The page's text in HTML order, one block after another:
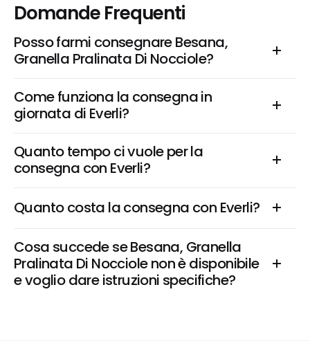
Domande Frequenti
Posso farmi consegnare Besana,
Granella Pralinata Di Nocciole?
Come funziona la consegna in
giornata di Everli?
Quanto tempo ci vuole per la
consegna con Everli?
Quanto costa la consegna con Everli?
Cosa succede se Besana, Granella
Pralinata Di Nocciole non è disponibile
e voglio dare istruzioni specifiche?